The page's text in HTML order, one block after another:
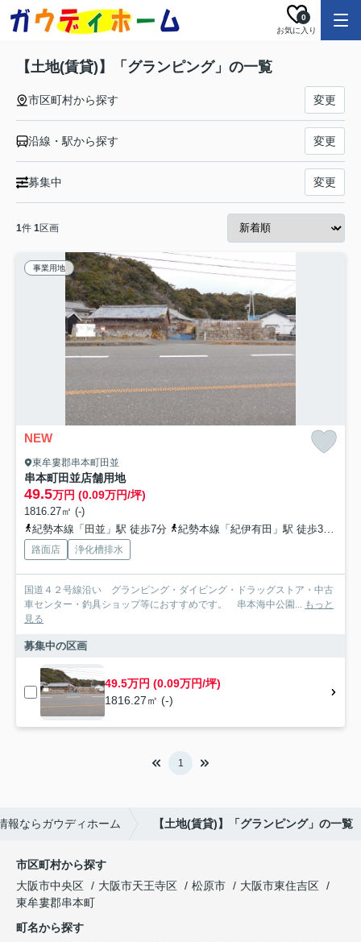
お気に入り
0
【土地(賃貸)】「グランピング」の一覧
市区町村から探す 変更
沿線・駅から探す 変更
募集中 変更
1件 1区画
事業用地
NEW
東牟婁郡串本町田並
串本町田並店舗用地
49.5万円 (0.09万円/坪)
1816.27㎡ (-)
紀勢本線「田並」駅 徒歩7分
紀勢本線「紀伊有田」駅 徒歩38分
路面店 浄化槽排水
国道４２号線沿い グランピング・ダイビング・ドラッグストア・中古
車センター・釣具ショップ等におすすめです。 串本海中公園... もっと
見る
募集中の区画
49.5万円 (0.09万円/坪)
1816.27㎡ (-)
1
報ならガウディホーム 【土地(賃貸)】「グランピング」の一覧
市区町村から探す
大阪市中央区
大阪市天王寺区 松原市
大阪市東住吉区
東牟婁郡串本町
町名から探す